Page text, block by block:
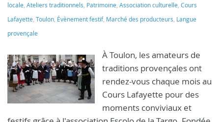
locale, Ateliers traditionnels, Patrimoine, Association culturelle, Cours
Lafayette, Toulon, Évènement festif, Marché des producteurs, Langue
provençale
À Toulon, les amateurs de
traditions provençales ont
rendez-vous chaque mois au
Cours Lafayette pour des
moments conviviaux et